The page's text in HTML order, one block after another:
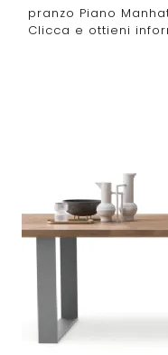
pranzo Piano
Clicca e ottieni